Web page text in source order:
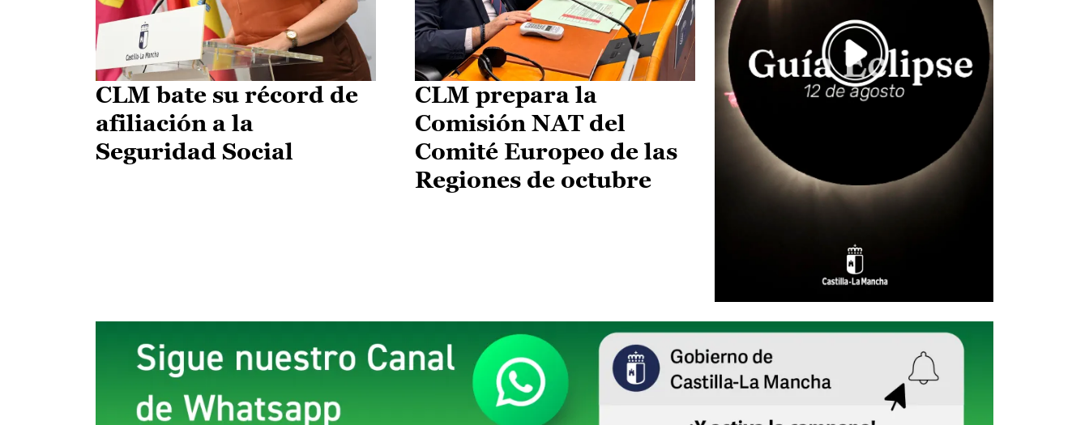
CLM bate su récord de
afiliación a la
Seguridad Social
CLM prepara la
Comisión NAT del
Comité Europeo de las
Regiones de octubre